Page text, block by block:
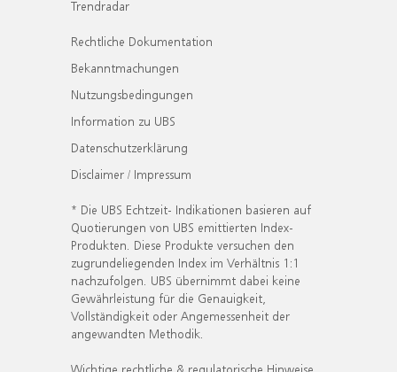
Trendradar
Rechtliche Dokumentation
Bekanntmachungen
Nutzungsbedingungen
Information zu UBS
Datenschutzerklärung
Disclaimer / Impressum
* Die UBS Echtzeit- Indikationen basieren auf
Quotierungen von UBS emittierten Index-
Produkten. Diese Produkte versuchen den
zugrundeliegenden Index im Verhältnis 1:1
nachzufolgen. UBS übernimmt dabei keine
Gewährleistung für die Genauigkeit,
Vollständigkeit oder Angemessenheit der
angewandten Methodik.